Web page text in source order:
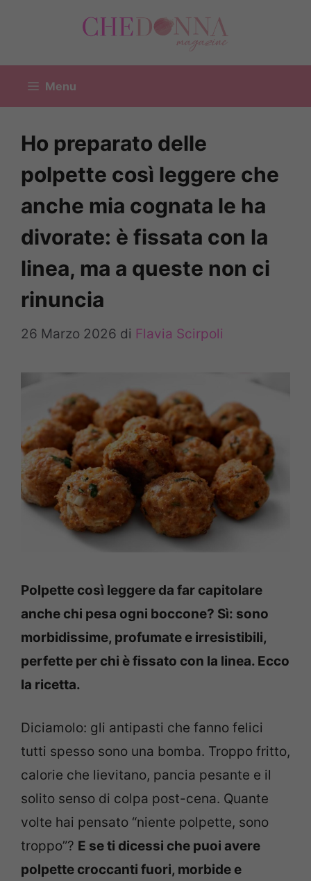
Menu
Ho preparato delle
polpette così leggere che
anche mia cognata le ha
divorate: è fissata con la
linea, ma a queste non ci
rinuncia
26 Marzo 2026 di Flavia Scirpoli
Polpette così leggere da far capitolare
anche chi pesa ogni boccone? Sì: sono
morbidissime, profumate e irresistibili,
perfette per chi è fissato con la linea. Ecco
la ricetta.
Diciamolo: gli antipasti che fanno felici
tutti spesso sono una bomba. Troppo fritto,
calorie che lievitano, pancia pesante e il
solito senso di colpa post-cena. Quante
volte hai pensato “niente polpette, sono
troppo”? E se ti dicessi che puoi avere
polpette croccanti fuori, morbide e